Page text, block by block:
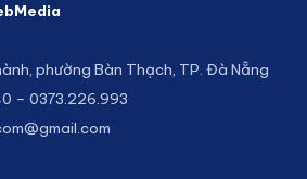
phường Bàn Thạch, TP. Đà Nẵng
– 0373.226.993